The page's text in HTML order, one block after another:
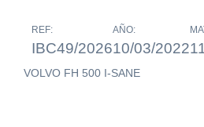
REF:
IBC49/2026
AÑO:
10/03/2022
VOLVO FH 500 I-SANE